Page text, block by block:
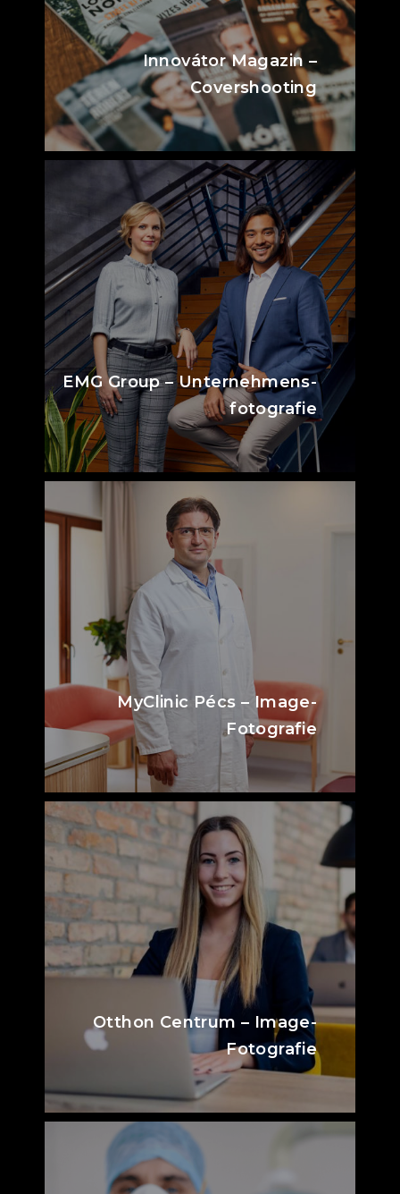
Innovátor Magazin –
Covershooting
EMG Group – Unternehmens-
fotografie
MyClinic Pécs – Image-
Fotografie
Otthon Centrum – Image-
Fotografie